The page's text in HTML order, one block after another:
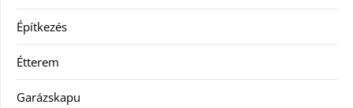
Építkezés
Étterem
Garázskapu